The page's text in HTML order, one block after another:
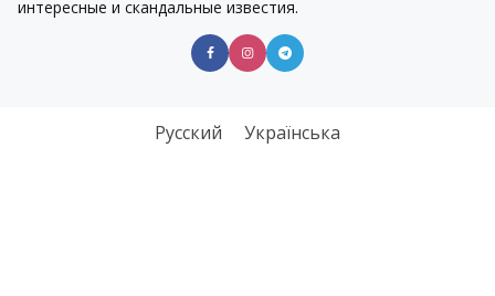
интересные и скандальные известия.
Русский Українська